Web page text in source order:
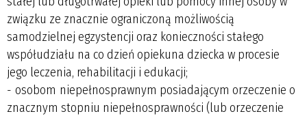
związku ze znacznie ograniczoną możliwością
samodzielnej egzystencji oraz konieczności stałego
współudziału na co dzień opiekuna dziecka w procesie
jego leczenia, rehabilitacji i edukacji;
- osobom niepełnosprawnym posiadającym orzeczenie o
znacznym stopniu niepełnosprawności (lub orzeczenie